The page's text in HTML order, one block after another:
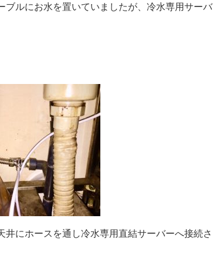
ルにお水を置いていましたが、冷水専用サーバ
にホースを通し冷水専用直結サーバーへ接続さ